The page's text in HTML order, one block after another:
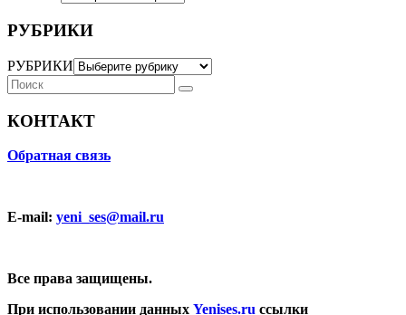
РУБРИКИ
РУБРИКИ
КОНТАКТ
Обратная связь
E-mail: yeni_ses@mail.ru
Все права защищены.
При использовании данных Yenises.ru ссылки